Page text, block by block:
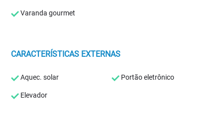
Varanda gourmet
CARACTERÍSTICAS EXTERNAS
Aquec. solar Portão eletrônico
Elevador